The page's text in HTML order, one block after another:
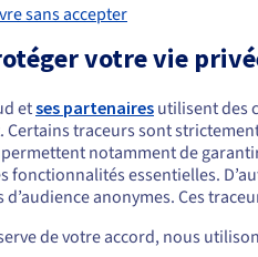
semblez être
commander, rendez-vous sur le site
sans accepter
votre vie
etses partenaires utilisent des
Certains traceurs sont
notamment de
fonctionnalités essentielles.
d’audience anonymes. Ces
de votre accord, nous